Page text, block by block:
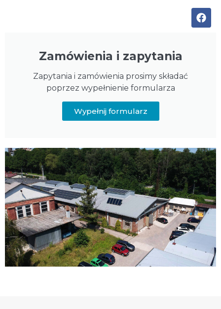
Zamówienia i zapytania
Zapytania i zamówienia prosimy składać
poprzez wypełnienie formularza
Wypełnij formularz